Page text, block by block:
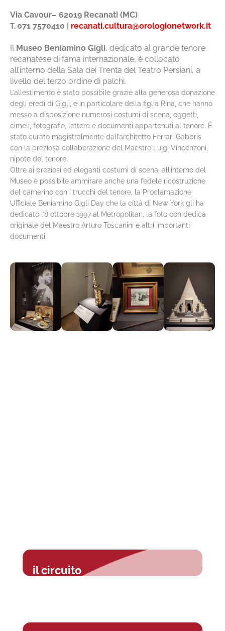
Via Cavour– 62019 Recanati (MC)
T.071 7570410 | recanati.cultura@orologionetwork.it
Il Museo Beniamino Gigli, dedicato al grande tenore
recanatese di fama internazionale, è collocato
all’interno della Sala dei Trenta del Teatro Persiani, a
livello del terzo ordine di palchi.
L’allestimento è stato possibile grazie alla generosa donazione
degli eredi di Gigli, e in particolare della figlia Rina, che hanno
messo a disposizione numerosi costumi di scena, oggetti,
cimeli, fotografie, lettere e documenti appartenuti al tenore. È
stato curato magistralmente dall’architetto Ferrari Gabbris
con la preziosa collaborazione del Maestro Luigi Vincenzoni,
nipote del tenore.
Oltre ai preziosi ed eleganti costumi di scena, all’interno del
Museo è possibile ammirare anche una fedele ricostruzione
del camerino con i trucchi del tenore, la Proclamazione
Ufficiale Beniamino Gigli Day che la città di New York gli ha
dedicato l’8 ottobre 1997 al Metropolitan, la foto con dedica
originale del Maestro Arturo Toscanini e altri importanti
documenti.
il circuito